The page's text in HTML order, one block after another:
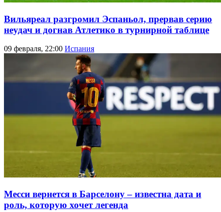
Вильяреал разгромил Эспаньол, прервав серию
неудач и догнав Атлетико в турнирной таблице
09 февраля, 22:00 Испания
Месси вернется в Барселону – известна дата и
роль, которую хочет легенда